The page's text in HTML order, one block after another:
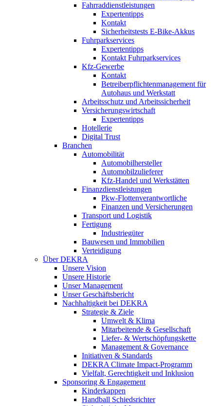
Fahrraddienstleistungen
Expertentipps
Kontakt
Sicherheitstests E-Bike-Akkus
Fuhrparkservices
Expertentipps
Kontakt Fuhrparkservices
Kfz-Gewerbe
Kontakt
Betreiberpflichtenmanagement für
Autohaus und Werkstatt
Arbeitsschutz und Arbeitssicherheit
Versicherungswirtschaft
Expertentipps
Hotellerie
Digital Trust
Branchen
Automobilität
Automobilhersteller
Automobilzulieferer
Kfz-Handel und Werkstätten
Finanzdienstleistungen
Pkw‑Flottenverantwortliche
Finanzen und Versicherungen
Transport und Logistik
Fertigung
Industriegüter
Bauwesen und Immobilien
Verteidigung
Über DEKRA
Unsere Vision
Unsere Historie
Unser Management
Unser Geschäftsbericht
Nachhaltigkeit bei DEKRA
Strategie & Ziele
Umwelt & Klima
Mitarbeitende & Gesellschaft
Liefer- & Wertschöpfungskette
Management & Governance
Initiativen & Standards
DEKRA Climate Impact-Programm
Vielfalt, Gerechtigkeit und Inklusion​
Sponsoring & Engagement
Kinderkappen
Handball Schiedsrichter